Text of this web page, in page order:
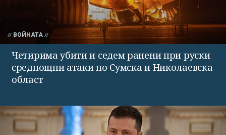
ВОЙНАТА
Четирима убити и седем ранени при руски
среднощни атаки по Сумска и Николаевска
област